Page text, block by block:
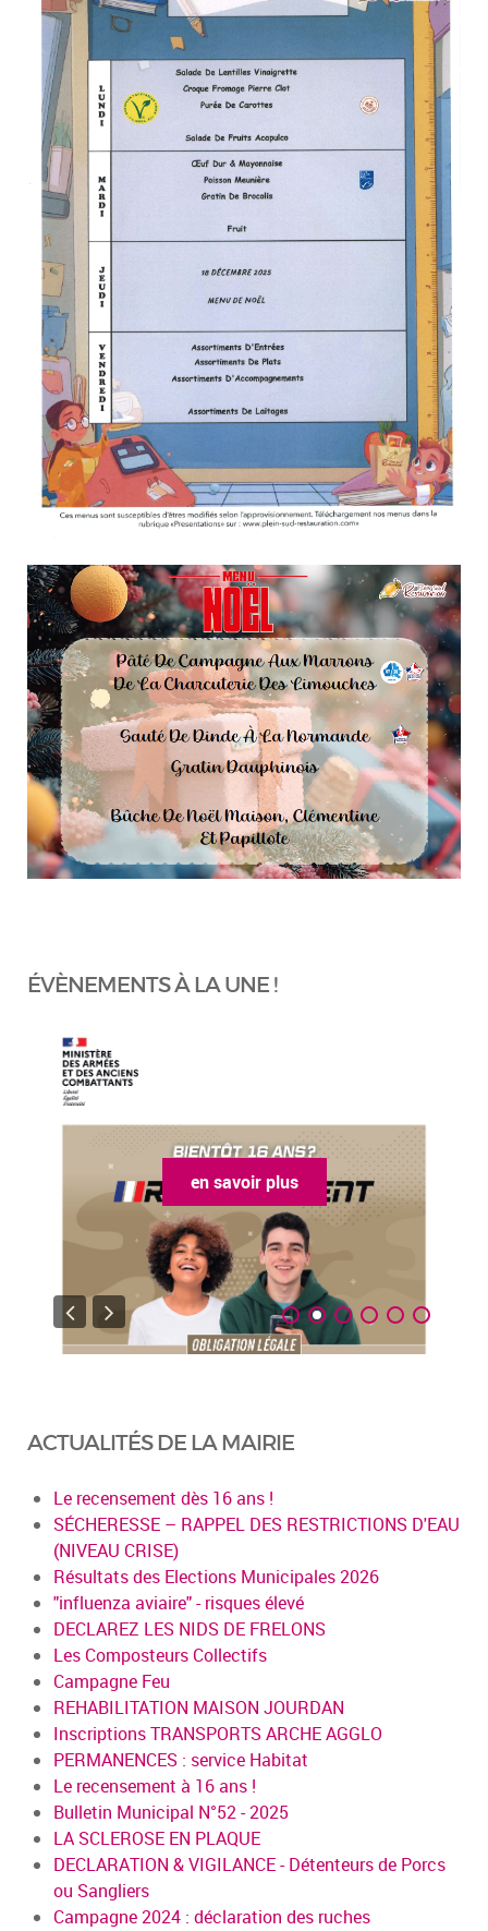
ÉVÈNEMENTS À LA UNE !
en savoir plus
ACTUALITÉS DE LA MAIRIE
Le recensement dès 16 ans !
SÉCHERESSE – RAPPEL DES RESTRICTIONS D'EAU
(NIVEAU CRISE)
Résultats des Elections Municipales 2026
"influenza aviaire" - risques élevé
DECLAREZ LES NIDS DE FRELONS
Les Composteurs Collectifs
Campagne Feu
REHABILITATION MAISON JOURDAN
Inscriptions TRANSPORTS ARCHE AGGLO
PERMANENCES : service Habitat
Le recensement à 16 ans !
Bulletin Municipal N°52 - 2025
LA SCLEROSE EN PLAQUE
DECLARATION & VIGILANCE - Détenteurs de Porcs
ou Sangliers
Campagne 2024 : déclaration des ruches